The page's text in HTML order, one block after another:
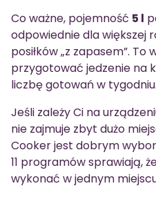
Co ważne, pojemność 5 l
odpowiednie dla większej
posiłków „z zapasem”.
przygotować jedzenie na
liczbę gotowań w tygodniu.
Jeśli zależy Ci na
nie zajmuje zbyt dużo
Cooker jest dobrym
11 programów sprawiają,
wykonać w jednym